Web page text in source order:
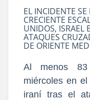
EL INCIDENTE
CRECIENTE
UNIDOS, ISRAEL
ATAQUES
DE ORIENTE
Al menos 83
miércoles en
iraní tras el